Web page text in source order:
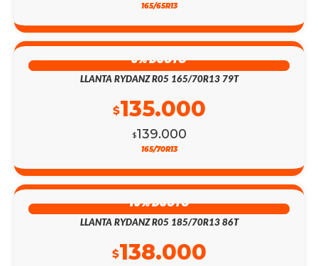
165/65R13
3% DSCTO
LLANTA RYDANZ R05 165/70R13 79T
$139.000
$135.000
165/70R13
15% DSCTO
LLANTA RYDANZ R05 185/70R13 86T
$138.000